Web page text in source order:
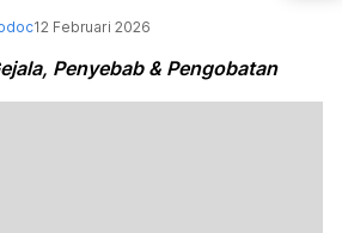
12 Februari 2026
Penyebab & Pengobatan